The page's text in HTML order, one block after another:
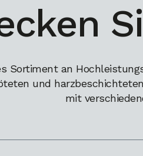
Sortiment an
und
mit